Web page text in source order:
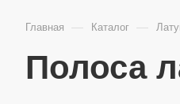
Главная — Каталог —
Полоса